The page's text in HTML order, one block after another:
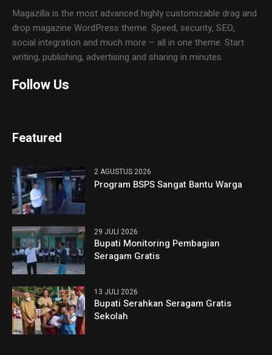
Magazilla is the most advanced highly customizable drag and
drop magazine WordPress theme. Speed, security, SEO,
social integration and much more – all in one theme. Start
writing, publishing, advertising and sharing in minutes.
Follow Us
Featured
2 AGUSTUS 2026
Program BSPS Sangat Bantu Warga
29 JULI 2026
Bupati Monitoring Pembagian
Seragam Gratis
13 JULI 2026
Bupati Serahkan Seragam Gratis
Sekolah